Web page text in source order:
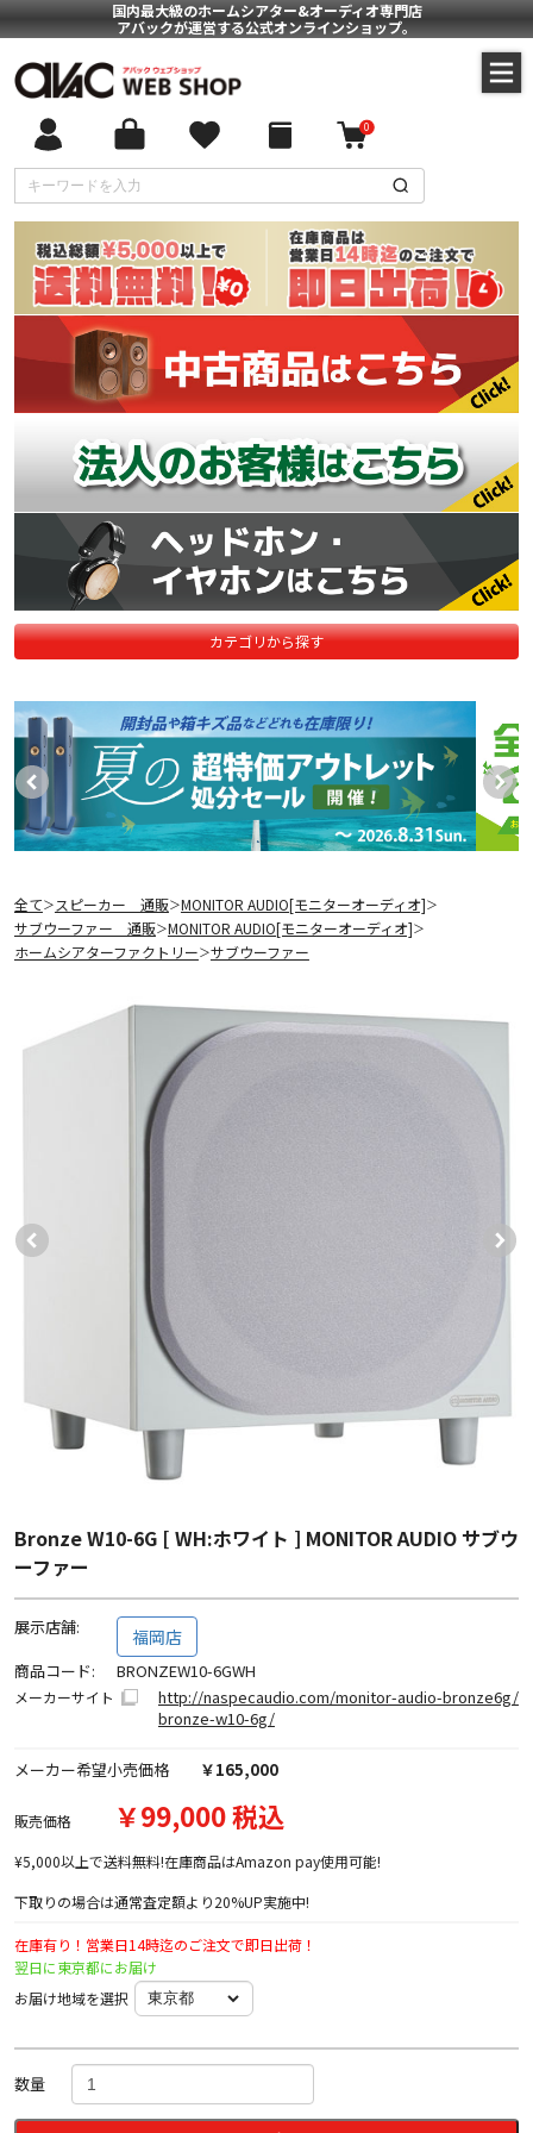
国内最大級のホームシアター&オーディオ専門店
アバックが運営する公式オンラインショップ。
0
カテゴリから探す
全て＞ スピーカー 通販＞MONITOR AUDIO[モニターオーディオ]＞
サブウーファー 通販＞MONITOR AUDIO[モニターオーディオ]＞
ホームシアターファクトリー＞サブウーファー
Bronze W10-6G [ WH:ホワイト ] MONITOR AUDIO サブウ
ーファー
展示店舗: 福岡店
商品コード: BRONZEW10-6GWH
メーカーサイト
http://naspecaudio.com/monitor-audio-bronze6g/
bronze-w10-6g/
メーカー希望小売価格 ￥165,000
販売価格 ￥99,000 税込
¥5,000以上で送料無料!在庫商品はAmazon pay使用可能!
下取りの場合は通常査定額より20%UP実施中!
在庫有り！営業日14時迄のご注文で即日出荷！
翌日に東京都にお届け
お届け地域を選択
数量